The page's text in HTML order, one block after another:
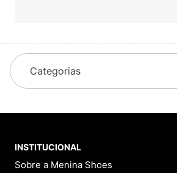
Categorias
INSTITUCIONAL
Sobre a Menina Shoes